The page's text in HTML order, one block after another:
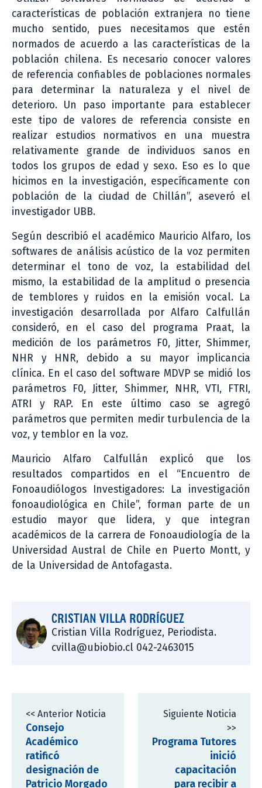
características de población extranjera no tiene
mucho sentido, pues necesitamos que estén
normados de acuerdo a las características de la
población chilena. Es necesario conocer valores
de referencia confiables de poblaciones normales
para determinar la naturaleza y el nivel de
deterioro. Un paso importante para establecer
este tipo de valores de referencia consiste en
realizar estudios normativos en una muestra
relativamente grande de individuos sanos en
todos los grupos de edad y sexo. Eso es lo que
hicimos en la investigación, específicamente con
población de la ciudad de Chillán”, aseveró el
investigador UBB.
Según describió el académico Mauricio Alfaro, los
softwares de análisis acústico de la voz permiten
determinar el tono de voz, la estabilidad del
mismo, la estabilidad de la amplitud o presencia
de temblores y ruidos en la emisión vocal. La
investigación desarrollada por Alfaro Calfullán
consideró, en el caso del programa Praat, la
medición de los parámetros F0, Jitter, Shimmer,
NHR y HNR, debido a su mayor implicancia
clínica. En el caso del software MDVP se midió los
parámetros F0, Jitter, Shimmer, NHR, VTI, FTRI,
ATRI y RAP. En este último caso se agregó
parámetros que permiten medir turbulencia de la
voz, y temblor en la voz.
Mauricio Alfaro Calfullán explicó que los
resultados compartidos en el “Encuentro de
Fonoaudiólogos Investigadores: La investigación
fonoaudiológica en Chile”, forman parte de un
estudio mayor que lidera, y que integran
académicos de la carrera de Fonoaudiología de la
Universidad Austral de Chile en Puerto Montt, y
de la Universidad de Antofagasta.
CRISTIAN VILLA RODRÍGUEZ
Cristian Villa Rodríguez, Periodista.
cvilla@ubiobio.cl 042-2463015
<< Anterior Noticia
Consejo
Académico
ratificó
designación de
Patricio Morgado
Siguiente Noticia
>>
Programa Tutores
inició
capacitación
para recibir a